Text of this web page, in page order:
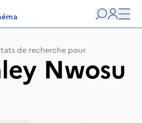
user
de recherche pour
Nwosu